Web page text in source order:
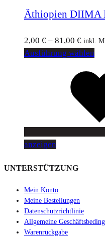
Äthiopien DIIMA
2,00 € – 81,00 € inkl.
Ausführung wählen
anzeigen
UNTERSTÜTZUNG
Mein Konto
Meine Bestellungen
Datenschutzrichtlinie
Allgemeine
Warenrückgabe